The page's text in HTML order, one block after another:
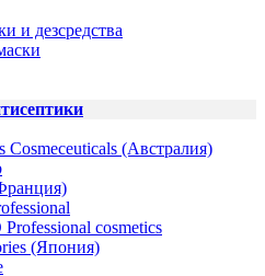
и дезсредства
Cosmeceuticals (Австралия)
cosmetics
(Япония)